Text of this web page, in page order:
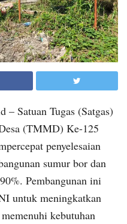
– Satuan Tugas (Satgas)
(TMMD) Ke-125
penyelesaian
sumur bor dan
Pembangunan ini
untuk meningkatkan
kebutuhan